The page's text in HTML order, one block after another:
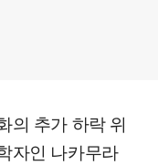
의 추가 하락 위
자인 나카무라